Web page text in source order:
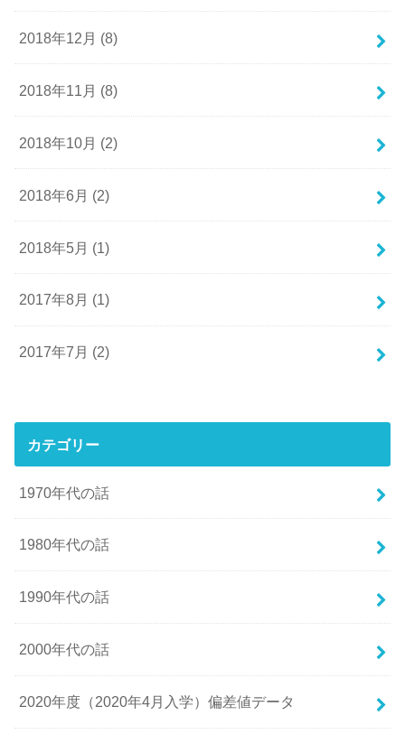
2018年12月 (8)
2018年11月 (8)
2018年10月 (2)
2018年6月 (2)
2018年5月 (1)
2017年8月 (1)
2017年7月 (2)
カテゴリー
1970年代の話
1980年代の話
1990年代の話
2000年代の話
2020年度（2020年4月入学）偏差値データ